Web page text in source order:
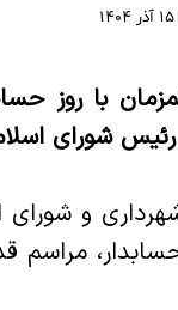
۱۵ آذر ۱۴۰۴
آذرماه، همزمان
رئیس شورای
مراسم